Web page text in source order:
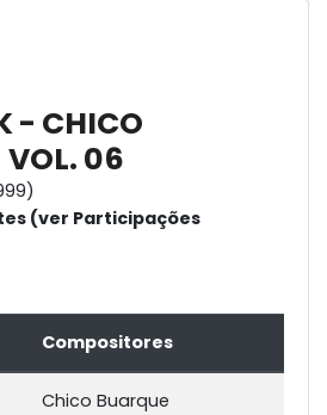
- CHICO
VOL. 06
(ver Participações
Compositores
Chico Buarque